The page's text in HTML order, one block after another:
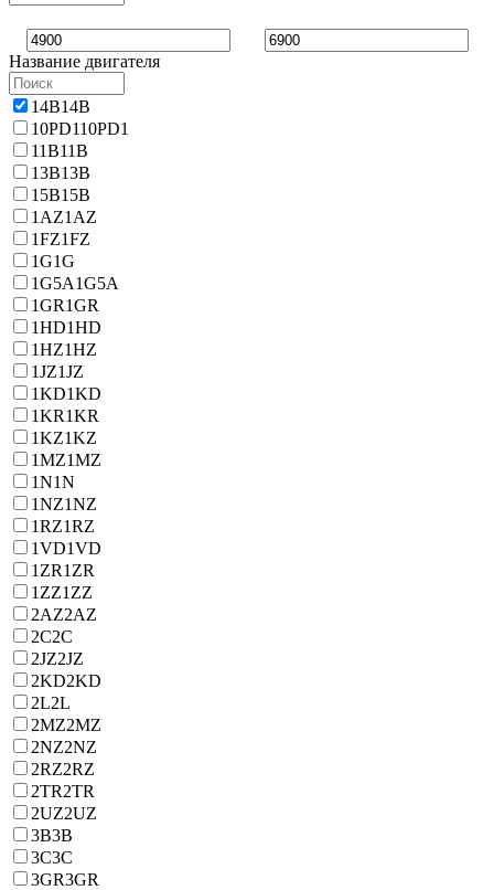
Название двигателя
14B14B
10PD110PD1
11B11B
13B13B
15B15B
1AZ1AZ
1FZ1FZ
1G1G
1G5A1G5A
1GR1GR
1HD1HD
1HZ1HZ
1JZ1JZ
1KD1KD
1KR1KR
1KZ1KZ
1MZ1MZ
1N1N
1NZ1NZ
1RZ1RZ
1VD1VD
1ZR1ZR
1ZZ1ZZ
2AZ2AZ
2C2C
2JZ2JZ
2KD2KD
2L2L
2MZ2MZ
2NZ2NZ
2RZ2RZ
2TR2TR
2UZ2UZ
3B3B
3C3C
3GR3GR